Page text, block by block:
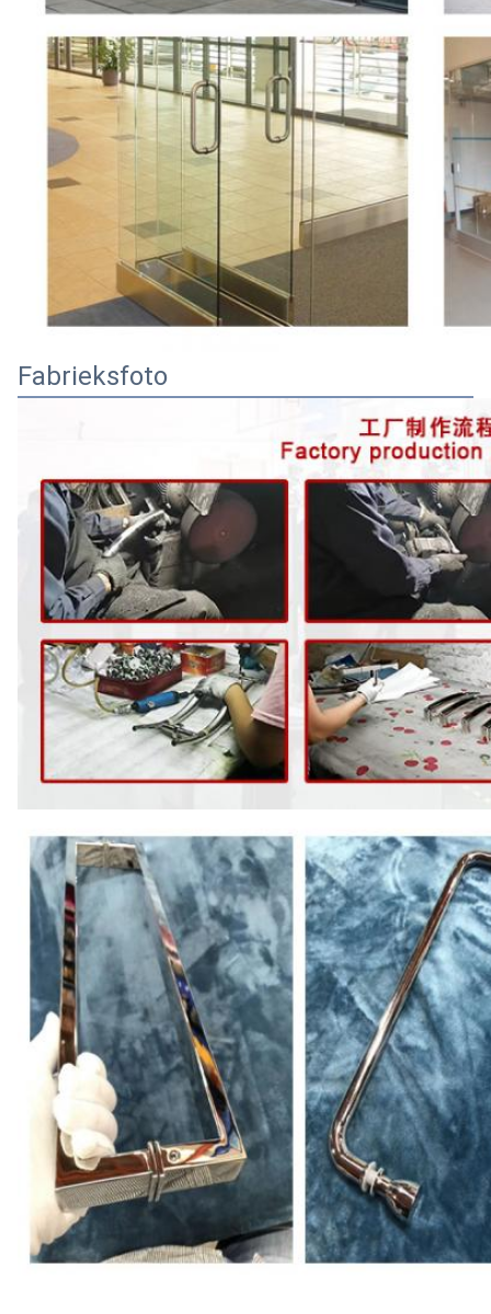
Fabrieksfoto